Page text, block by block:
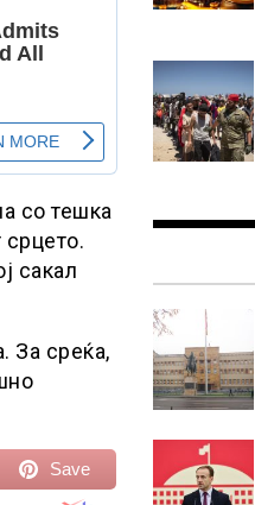
со тешка
сакал
За среќа,
Save